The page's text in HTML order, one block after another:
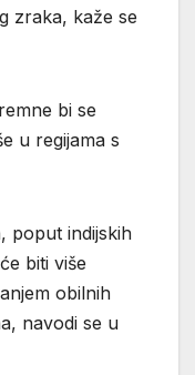
zraka, kaže se
bi se
u regijama s
poput indijskih
biti više
obilnih
navodi se u